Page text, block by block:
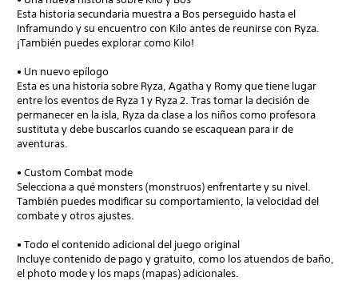
Esta historia secundaria muestra a Bos perseguido hasta el
Inframundo y su encuentro con Kilo antes de reunirse con Ryza.
¡También puedes explorar como Kilo!
• Un nuevo epílogo
Esta es una historia sobre Ryza, Agatha y Romy que tiene lugar
entre los eventos de Ryza 1 y Ryza 2. Tras tomar la decisión de
permanecer en la isla, Ryza da clase a los niños como profesora
sustituta y debe buscarlos cuando se escaquean para ir de
aventuras.
• Custom Combat mode
Selecciona a qué monsters (monstruos) enfrentarte y su nivel.
También puedes modificar su comportamiento, la velocidad del
combate y otros ajustes.
• Todo el contenido adicional del juego original
Incluye contenido de pago y gratuito, como los atuendos de baño,
el photo mode y los maps (mapas) adicionales.